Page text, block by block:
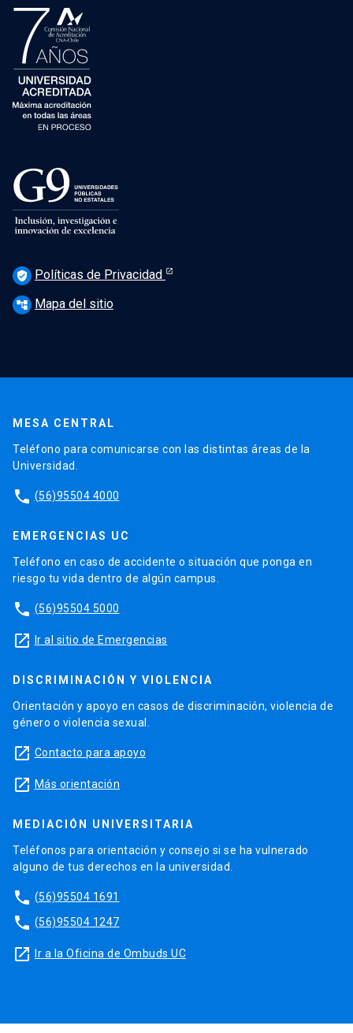
verified_user Políticas de Privacidad
account_tree Mapa del sitio
MESA CENTRAL
Teléfono para comunicarse con las distintas áreas de la
Universidad.
phone (56)95504 4000
EMERGENCIAS UC
Teléfono en caso de accidente o situación que ponga en
riesgo tu vida dentro de algún campus.
phone (56)95504 5000
launch Ir al sitio de Emergencias
DISCRIMINACIÓN Y VIOLENCIA
Orientación y apoyo en casos de discriminación, violencia de
género o violencia sexual.
launch Contacto para apoyo
launch Más orientación
MEDIACIÓN UNIVERSITARIA
Teléfonos para orientación y consejo si se ha vulnerado
alguno de tus derechos en la universidad.
phone (56)95504 1691
phone (56)95504 1247
launch Ir a la Oficina de Ombuds UC